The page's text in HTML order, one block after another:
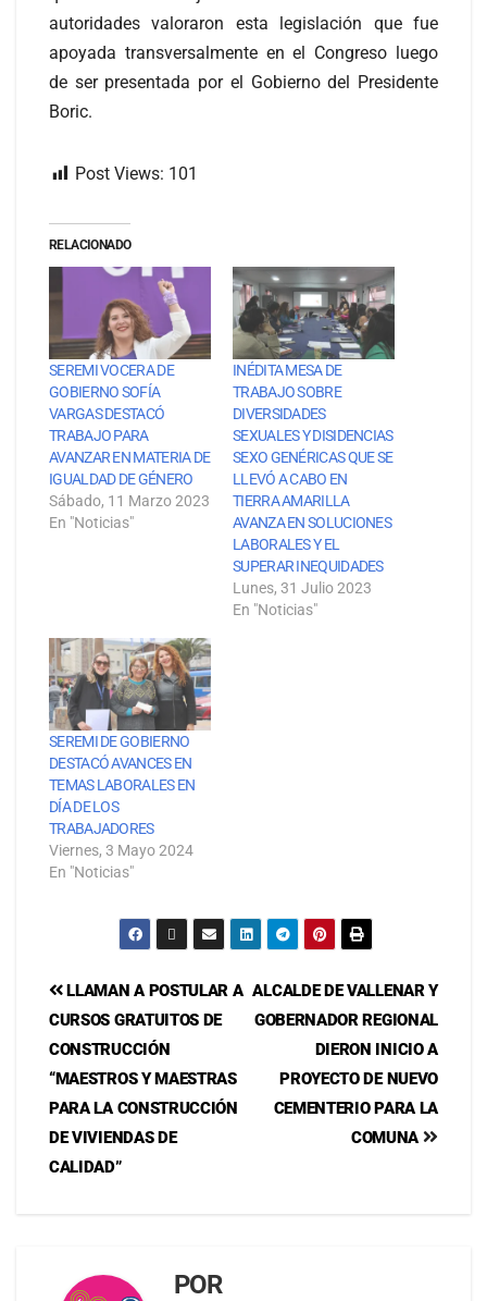
autoridades valoraron esta legislación que fue
apoyada transversalmente en el Congreso luego
de ser presentada por el Gobierno del Presidente
Boric.
Post Views: 101
RELACIONADO
SEREMI VOCERA DE
GOBIERNO SOFÍA
VARGAS DESTACÓ
TRABAJO PARA
AVANZAR EN MATERIA DE
IGUALDAD DE GÉNERO
Sábado, 11 Marzo 2023
En "Noticias"
INÉDITA MESA DE
TRABAJO SOBRE
DIVERSIDADES
SEXUALES Y DISIDENCIAS
SEXO GENÉRICAS QUE SE
LLEVÓ A CABO EN
TIERRA AMARILLA
AVANZA EN SOLUCIONES
LABORALES Y EL
SUPERAR INEQUIDADES
Lunes, 31 Julio 2023
En "Noticias"
SEREMI DE GOBIERNO
DESTACÓ AVANCES EN
TEMAS LABORALES EN
DÍA DE LOS
TRABAJADORES
Viernes, 3 Mayo 2024
En "Noticias"
ALCALDE DE VALLENAR Y
GOBERNADOR REGIONAL
DIERON INICIO A
PROYECTO DE NUEVO
CEMENTERIO PARA LA
COMUNA
LLAMAN A POSTULAR A
CURSOS GRATUITOS DE
CONSTRUCCIÓN
“MAESTROS Y MAESTRAS
PARA LA CONSTRUCCIÓN
DE VIVIENDAS DE
CALIDAD”
POR